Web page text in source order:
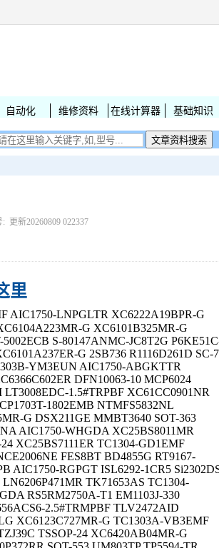
自动化 维修资料 在线计算器 基础知识
: 更新20260809 022337
里
AIC1750-LNPGLTR XC6222A19BPR-G
G XC6101B325MR-G
S-80147ANMC-JC8T2G
G 2SB736 R1116D261D SC-
YM3EUN AIC1750-ABGKTTR
DFN10063-10 MCP6024
1.5#TRPBF XC61CC0901NR
1802EMB NTMFS5832NL
G DSX211GE MMBT3640 SOT-363
AIC1750-WHGDA XC25BS8011MR
XC25BS7111ER TC1304-GD1EMF
FES8BT BD4855G RT9167-
AIC1750-RGPGT ISL6292-1CR5
TK71653AS TC1304-
RS5RM2750A-T1 EM1103J-330
2.5#TRMPBF TLV2472AID
XC6123C727MR-G TC1303A-VB3EMF
TSSOP-24 XC6420AB04MR-G